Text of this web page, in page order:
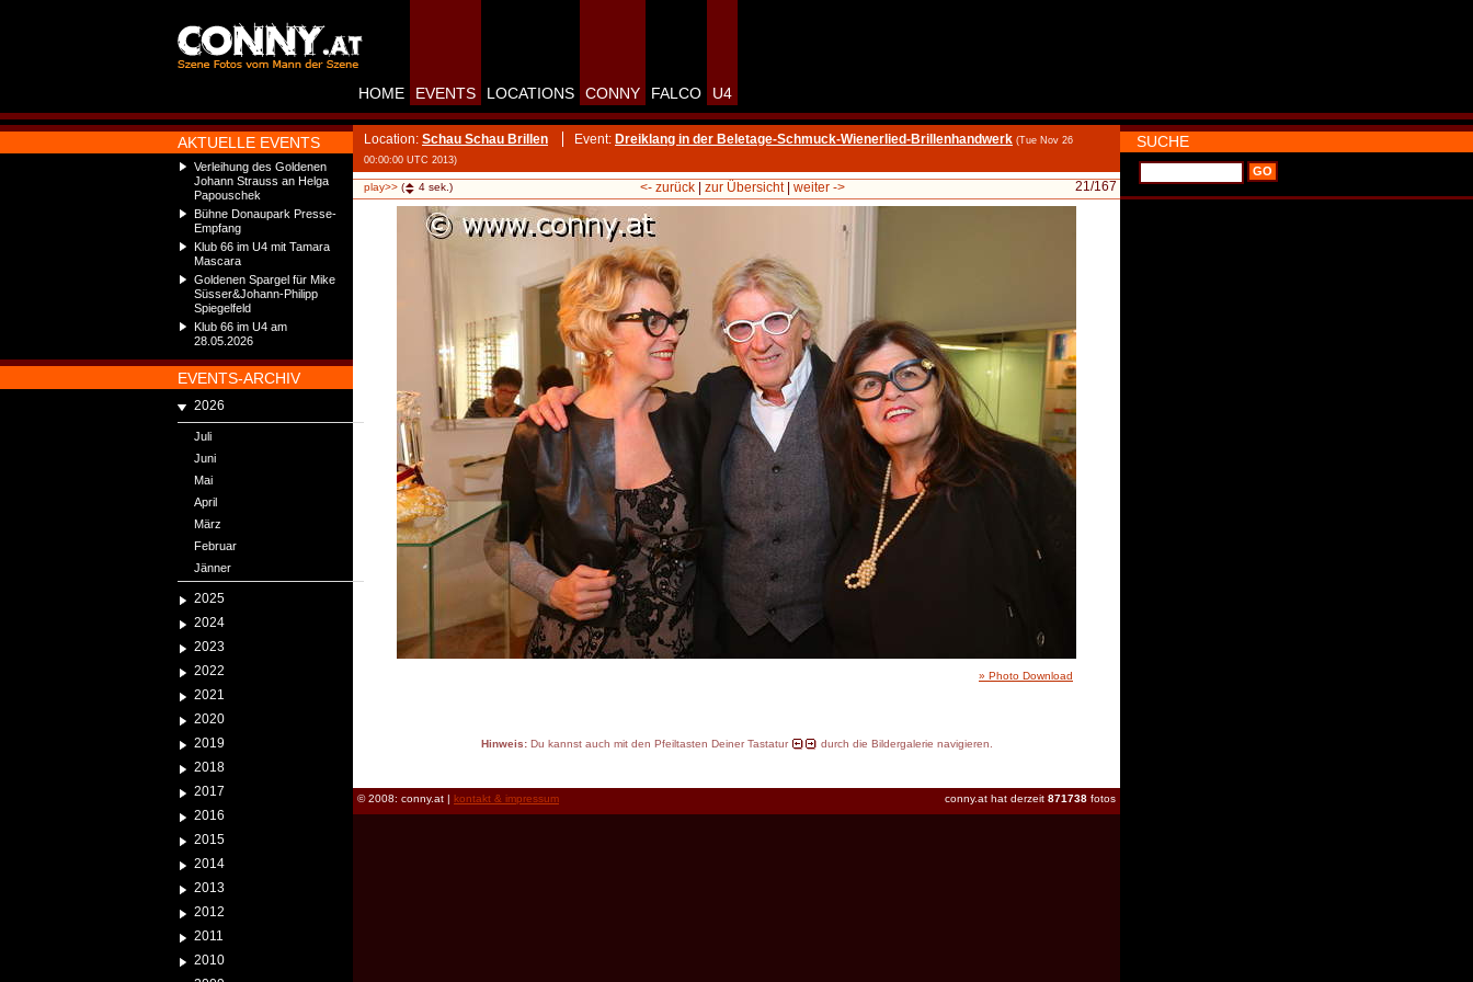
AKTUELLE EVENTS
Verleihung des Goldenen
Johann Strauss an Helga
Papouschek
Bühne Donaupark Presse-
Empfang
Klub 66 im U4 mit Tamara
Mascara
Goldenen Spargel für Mike
Süsser&Johann-Philipp
Spiegelfeld
Klub 66 im U4 am
28.05.2026
EVENTS-ARCHIV
2026
Juli
Juni
Mai
April
März
Februar
Jänner
2025
2024
2023
2022
2021
2020
2019
2018
2017
2016
2015
2014
2013
2012
2011
2010
HOME EVENTS LOCATIONS CONNY FALCO U4
Location: Schau Schau Brillen Event: Dreiklang in der Beletage-Schmuck-Wienerlied-Brillenhandwerk (Tue Nov 26
00:00:00 UTC 2013)
play>> ( 4 sek.) 21/167
<- zurück| zur Übersicht| weiter ->
» Photo Download
Hinweis:Du kannst auch mit den Pfeiltasten Deiner Tastatur durch die Bildergalerie navigieren.
conny.at hat derzeit 871738 fotos
© 2008: conny.at | kontakt & impressum
SUCHE